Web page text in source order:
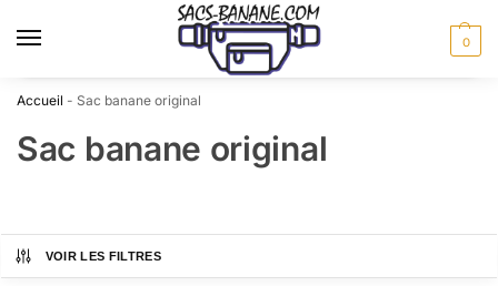
0
Accueil - Sac banane original
Sac banane original
VOIR LES FILTRES